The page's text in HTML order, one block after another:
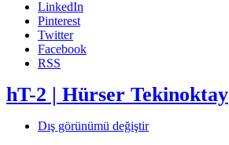
LinkedIn
Pinterest
Twitter
Facebook
RSS
hT-2 | Hürser Tekinoktay
Dış görünümü değiştir